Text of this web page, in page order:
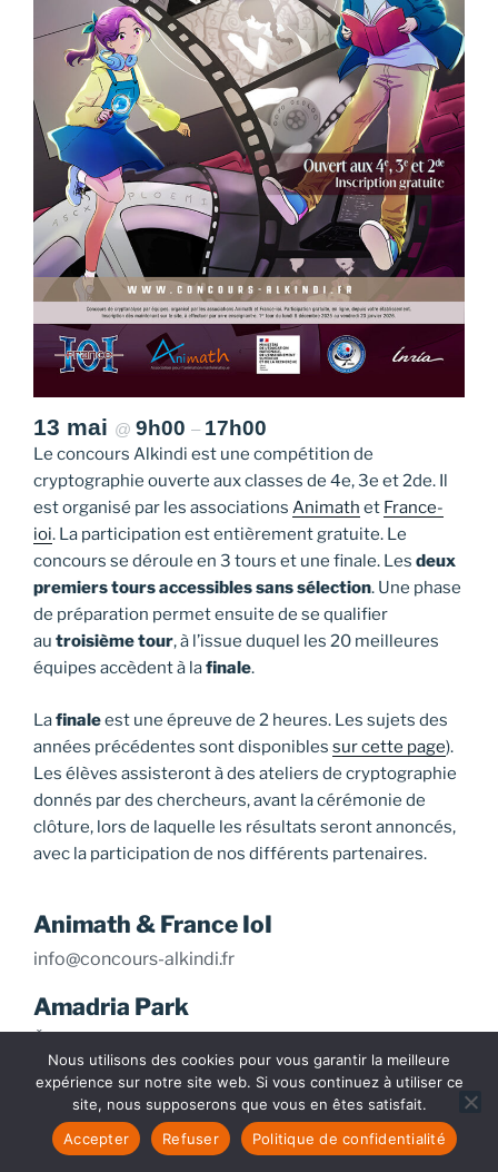
13 mai @ 9h00 – 17h00
Le concours Alkindi est une compétition de
cryptographie ouverte aux classes de 4e, 3e et 2de. Il
est organisé par les associations Animath et France-
ioi. La participation est entièrement gratuite. Le
concours se déroule en 3 tours et une finale. Les deux
premiers tours accessibles sans sélection. Une phase
de préparation permet ensuite de se qualifier
au troisième tour, à l’issue duquel les 20 meilleures
équipes accèdent à lafinale.
Lafinaleest une épreuve de 2 heures. Les sujets des
années précédentes sont disponibles sur cette page).
Les élèves assisteront à des ateliers de cryptographie
donnés par des chercheurs, avant la cérémonie de
clôture, lors de laquelle les résultats seront annoncés,
avec la participation de nos différents partenaires.
Animath & France IoI
info@concours-alkindi.fr
Amadria Park
Name: Hrvatska)
+ Google Map
Voir Lieu site web
Nous utilisons des cookies pour vous garantir la meilleure
expérience sur notre site web. Si vous continuez à utiliser ce
site, nous supposerons que vous en êtes satisfait.
Accepter
Refuser Politique de confidentialité